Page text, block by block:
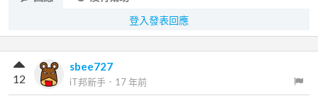
登入發表回應
sbee727
iT邦新手 ． 17 年前
12